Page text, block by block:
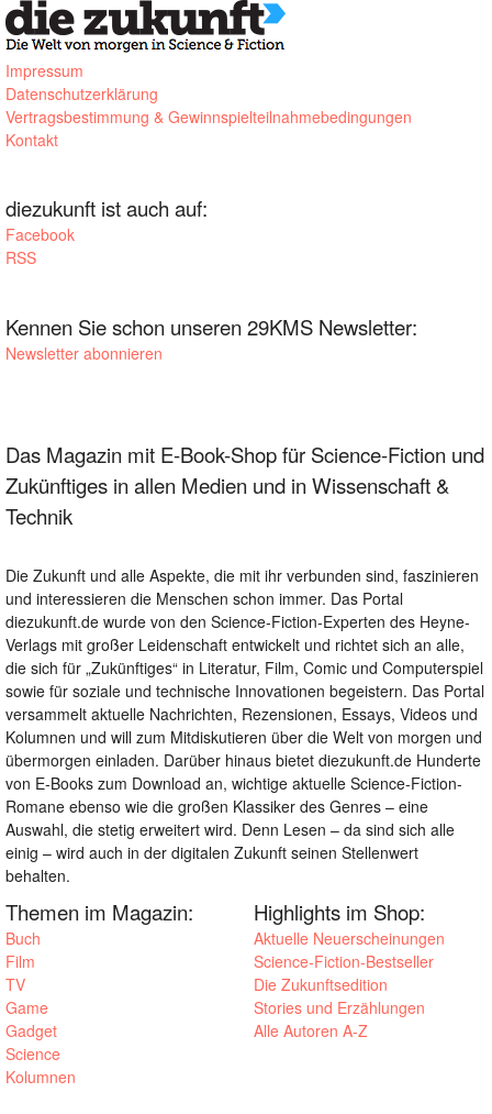
Impressum
Datenschutzerklärung
Vertragsbestimmung & Gewinnspielteilnahmebedingungen
Kontakt
diezukunft ist auch auf:
Facebook
RSS
Kennen Sie schon unseren 29KMS Newsletter:
Newsletter abonnieren
Das Magazin mit E-Book-Shop für Science-Fiction und
Zukünftiges in allen Medien und in Wissenschaft &
Technik
Die Zukunft und alle Aspekte, die mit ihr verbunden sind, faszinieren
und interessieren die Menschen schon immer. Das Portal
diezukunft.de wurde von den Science-Fiction-Experten des Heyne-
Verlags mit großer Leidenschaft entwickelt und richtet sich an alle,
die sich für „Zukünftiges“ in Literatur, Film, Comic und Computerspiel
sowie für soziale und technische Innovationen begeistern. Das Portal
versammelt aktuelle Nachrichten, Rezensionen, Essays, Videos und
Kolumnen und will zum Mitdiskutieren über die Welt von morgen und
übermorgen einladen. Darüber hinaus bietet diezukunft.de Hunderte
von E-Books zum Download an, wichtige aktuelle Science-Fiction-
Romane ebenso wie die großen Klassiker des Genres – eine
Auswahl, die stetig erweitert wird. Denn Lesen – da sind sich alle
einig – wird auch in der digitalen Zukunft seinen Stellenwert
behalten.
Themen im Magazin:
Buch
Film
TV
Game
Gadget
Science
Kolumnen
Highlights im Shop:
Aktuelle Neuerscheinungen
Science-Fiction-Bestseller
Die Zukunftsedition
Stories und Erzählungen
Alle Autoren A-Z